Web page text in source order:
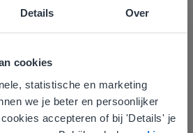
Details Over
cookies
statistische en marketing
we je beter en persoonlijker
accepteren of bij 'Details' je
komt niet
je locatie